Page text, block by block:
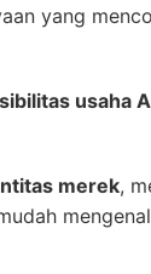
yang
usaha
merek,